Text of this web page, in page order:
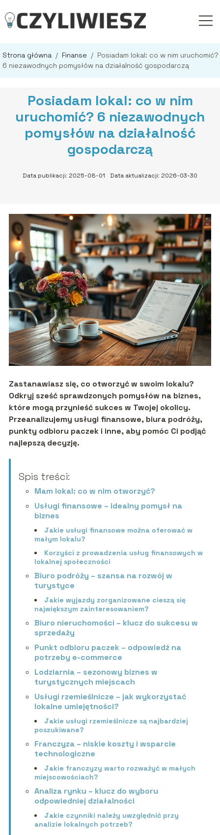
Strona główna / Finanse / Posiadam lokal: co w nim uruchomić?
6 niezawodnych pomysłów na działalność gospodarczą
Posiadam lokal: co w nim
uruchomić? 6 niezawodnych
pomysłów na działalność
gospodarczą
Data publikacji: 2025-08-01 Data aktualizacji: 2026-03-30
Zastanawiasz się, co otworzyć w swoim lokalu?
Odkryj sześć sprawdzonych pomysłów na biznes,
które mogą przynieść sukces w Twojej okolicy.
Przeanalizujemy usługi finansowe, biura podróży,
punkty odbioru paczek i inne, aby pomóc Ci podjąć
najlepszą decyzję.
Spis treści:
Mam lokal: co w nim otworzyć?
Usługi finansowe – idealny pomysł na
biznes
Jakie usługi finansowe można oferować w
małym lokalu?
Korzyści z prowadzenia usług finansowych w
lokalnej społeczności
Biuro podróży – szansa na rozwój w
turystyce
Jakie wyjazdy zorganizowane cieszą się
największym zainteresowaniem?
Biuro nieruchomości – klucz do sukcesu w
sprzedaży
Punkt odbioru paczek – odpowiedź na
potrzeby e-commerce
Lodziarnia – sezonowy biznes w
turystycznych miejscach
Usługi rzemieślnicze – jak wykorzystać
lokalne umiejętności?
Jakie usługi rzemieślnicze są najbardziej
poszukiwane?
Franczyza – niskie koszty i wsparcie
technologiczne
Jakie franczyzy warto rozważyć w małych
miejscowościach?
Analiza rynku – klucz do wyboru
odpowiedniej działalności
Jakie czynniki należy uwzględnić przy
analizie lokalnych potrzeb?